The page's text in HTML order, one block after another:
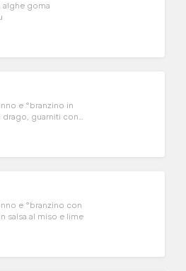
alghe goma
e °branzino in
drago, guarniti con
e °branzino con
salsa al miso e lime